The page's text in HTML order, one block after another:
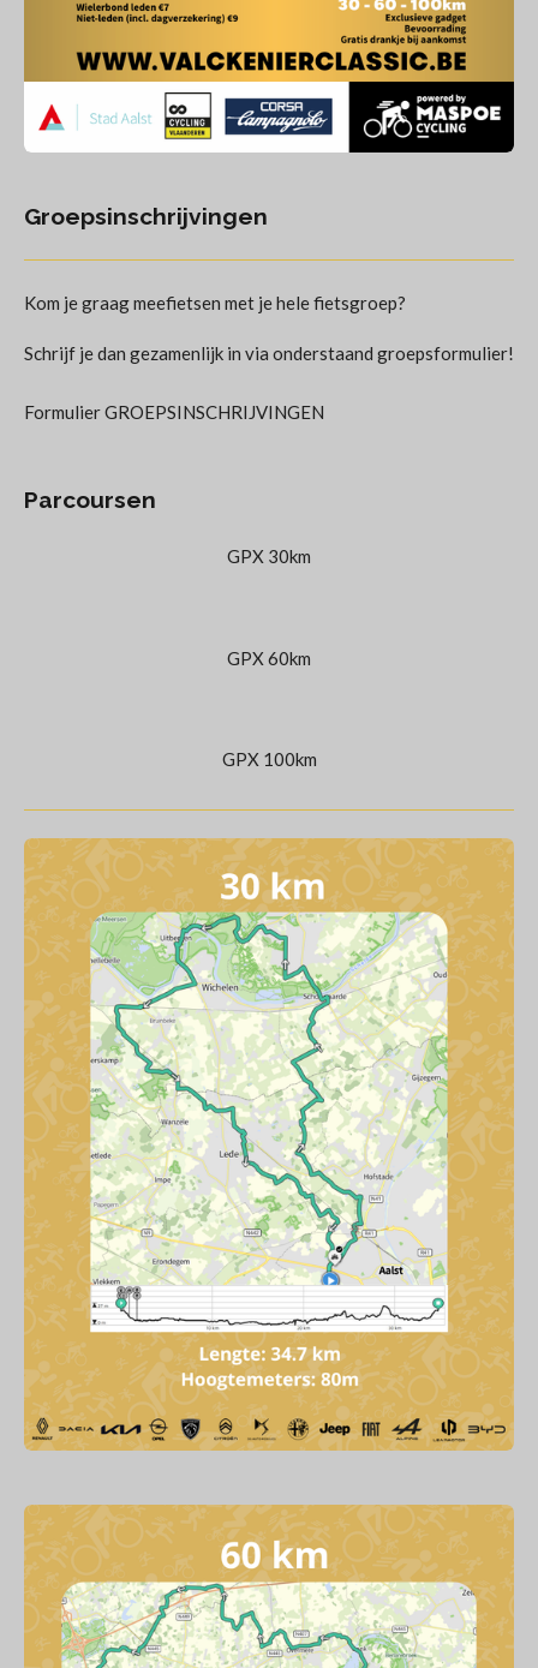
Groepsinschrijvingen
Kom je graag meefietsen met je hele fietsgroep?
Schrijf je dan gezamenlijk in via onderstaand groepsformulier!
Formulier GROEPSINSCHRIJVINGEN
Parcoursen
GPX 30km
GPX 60km
GPX 100km